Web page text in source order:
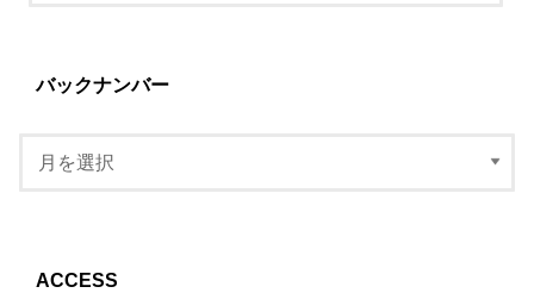
バックナンバー
ACCESS